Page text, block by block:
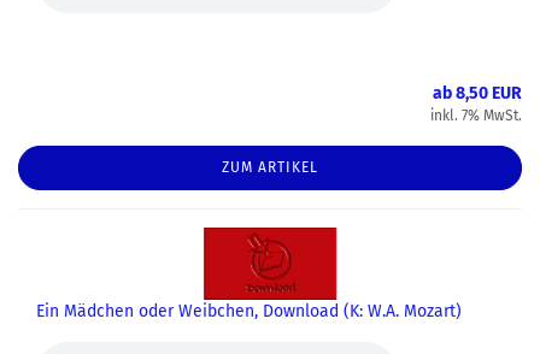
ab 8,50 EUR
inkl. 7% MwSt.
ZUM ARTIKEL
Ein Mädchen oder Weibchen, Download (K: W.A. Mozart)